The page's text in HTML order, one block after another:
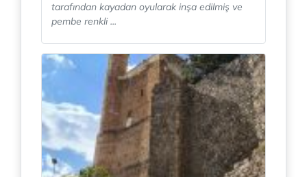
tarafından kayadan oyularak inşa edilmiş ve
pembe renkli ...